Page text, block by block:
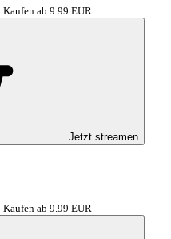
Kaufen ab 9.99 EUR
Jetzt streamen
Kaufen ab 9.99 EUR